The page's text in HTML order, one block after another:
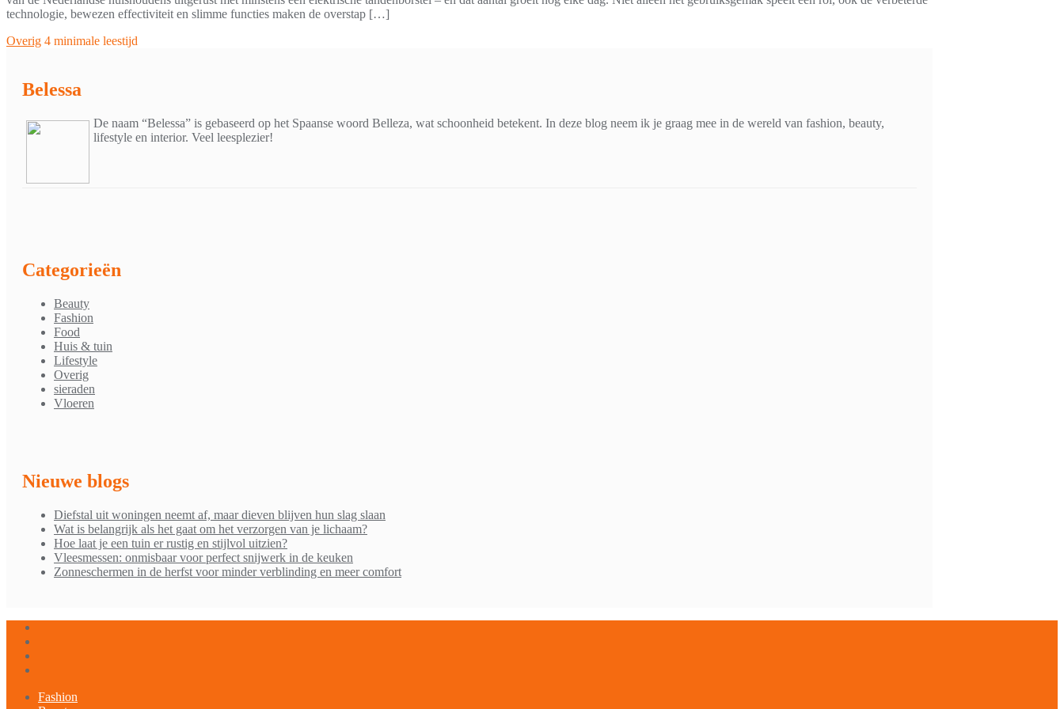
technologie, bewezen effectiviteit en slimme functies maken de overstap […]
Overig 4 minimale leestijd
Belessa
De naam “Belessa” is gebaseerd op het Spaanse woord Belleza, wat schoonheid betekent. In deze blog neem ik je graag mee in de wereld van fashion, beauty,
lifestyle en interior. Veel leesplezier!
Categorieën
Beauty
Fashion
Food
Huis & tuin
Lifestyle
Overig
sieraden
Vloeren
Nieuwe blogs
Diefstal uit woningen neemt af, maar dieven blijven hun slag slaan
Wat is belangrijk als het gaat om het verzorgen van je lichaam?
Hoe laat je een tuin er rustig en stijlvol uitzien?
Vleesmessen: onmisbaar voor perfect snijwerk in de keuken
Zonneschermen in de herfst voor minder verblinding en meer comfort
Fashion